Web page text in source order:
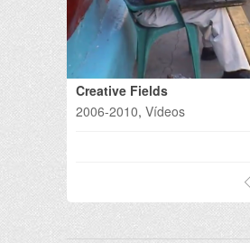
Creative Fields
2006-2010, Vídeos